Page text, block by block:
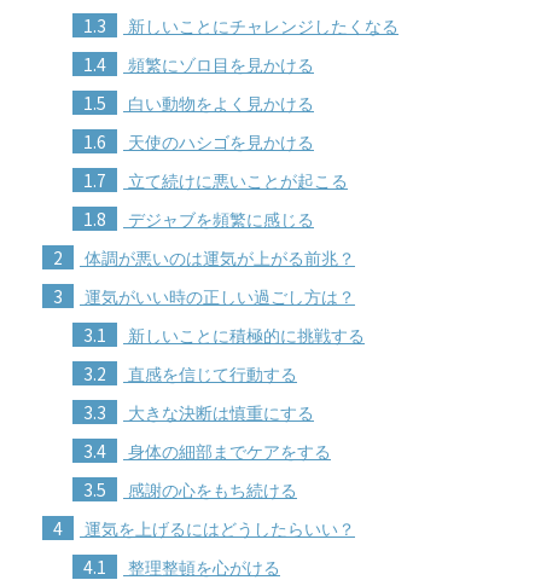
1.3 新しいことにチャレンジしたくなる
1.4 頻繁にゾロ目を見かける
1.5 白い動物をよく見かける
1.6 天使のハシゴを見かける
1.7 立て続けに悪いことが起こる
1.8 デジャブを頻繁に感じる
2 体調が悪いのは運気が上がる前兆？
3 運気がいい時の正しい過ごし方は？
3.1 新しいことに積極的に挑戦する
3.2 直感を信じて行動する
3.3 大きな決断は慎重にする
3.4 身体の細部までケアをする
3.5 感謝の心をもち続ける
4 運気を上げるにはどうしたらいい？
4.1 整理整頓を心がける